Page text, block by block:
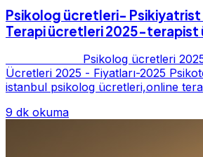
Psikolog ücretleri-
Terapi ücretleri 2025-
Psikolog ücretleri 2025-
Ücretleri 2025 - Fiyatları-2025
istanbul psikolog ücretleri,online
9 dk okuma